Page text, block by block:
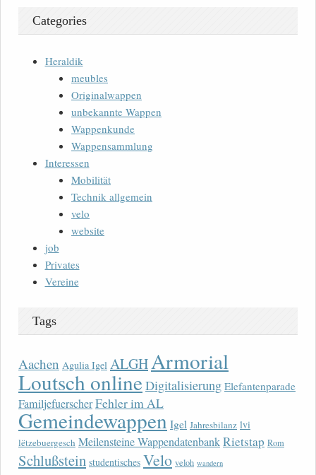
Categories
Heraldik
meubles
Originalwappen
unbekannte Wappen
Wappenkunde
Wappensammlung
Interessen
Mobilität
Technik allgemein
velo
website
job
Privates
Vereine
Tags
Aachen Agulia Igel ALGH Armorial
Loutsch onlineDigitalisierung Elefantenparade
FamiljefuerscherFehler im AL
Gemeindewappen Igel Jahresbilanz lvi
lëtzebuergesch Meilensteine WappendatenbankRietstap Rom
Schlußstein studentisches Velo veloh wandern